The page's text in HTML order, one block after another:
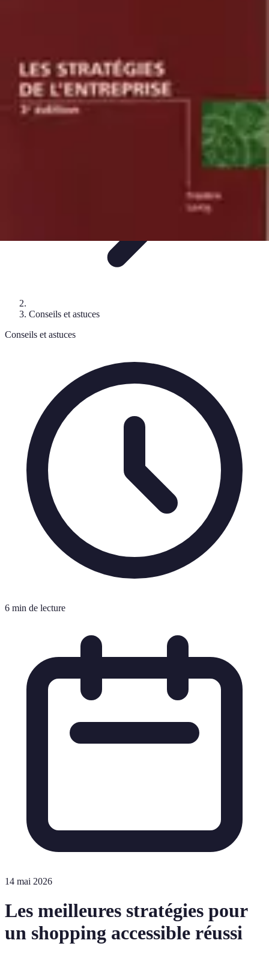
Shopping Accessible
Conseils et astuces
Conseils et astuces
6 min de lecture
14 mai 2026
Les meilleures stratégies pour
un shopping accessible réussi